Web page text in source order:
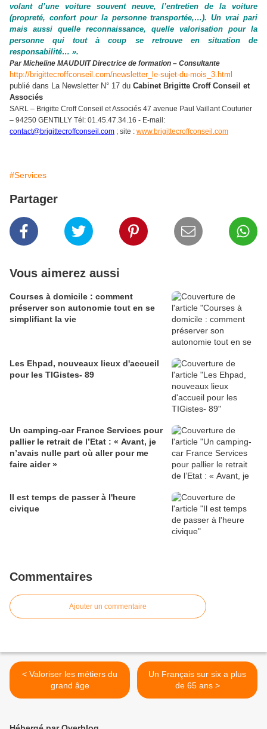
volant d’une voiture souvent neuve, l’entretien de la voiture
(propreté, confort pour la personne transportée,…). Un vrai pari
mais aussi quelle reconnaissance, quelle valorisation pour la
personne qui tout à coup se retrouve en situation de
responsabilité… ».
Par Micheline MAUDUIT Directrice de formation – Consultante
http://brigittecroffconseil.com/newsletter_le-sujet-du-mois_3.html
publié dans La Newsletter N° 17 du Cabinet Brigitte Croff Conseil et
Associés
SARL – Brigitte Croff Conseil et Associés 47 avenue Paul Vaillant Couturier
– 94250 GENTILLY Tél: 01.45.47.34.16 - E-mail:
contact@brigittecroffconseil.com ; site : www.brigittecroffconseil.com
#Services
Partager
Vous aimerez aussi
Courses à domicile : comment
préserver son autonomie tout en se
simplifiant la vie
Les Ehpad, nouveaux lieux d'accueil
pour les TIGistes- 89
Un camping-car France Services pour
pallier le retrait de l’Etat : « Avant, je
n’avais nulle part où aller pour me
faire aider »
Il est temps de passer à l'heure
civique
Commentaires
Ajouter un commentaire
< Valoriser les métiers du
grand âge
Un Français sur six a plus
de 65 ans >